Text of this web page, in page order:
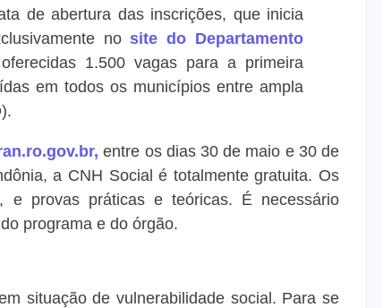
de abertura das inscrições, que inicia
nosite do Departamento
1.500 vagas para a primeira
em todos os municípios entre ampla
entre os dias 30 de maio e 30 de
a CNH Social é totalmente gratuita. Os
e provas práticas e teóricas. É necessário
programa e do órgão.
situação de vulnerabilidade social. Para se